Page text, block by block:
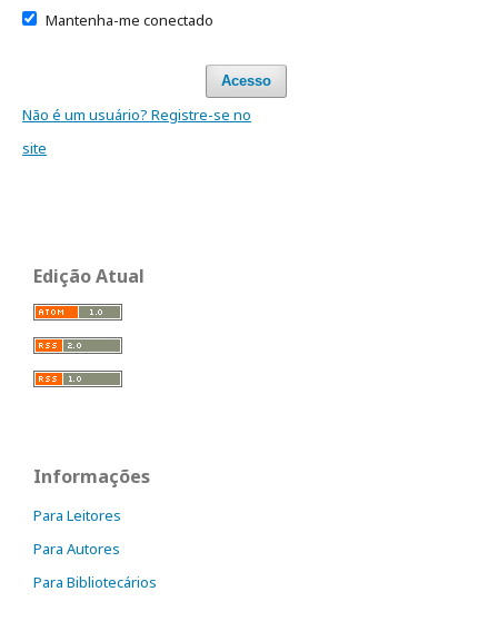
Mantenha-me conectado
Acesso
Não é um usuário? Registre-se no
site
Edição Atual
Informações
Para Leitores
Para Autores
Para Bibliotecários